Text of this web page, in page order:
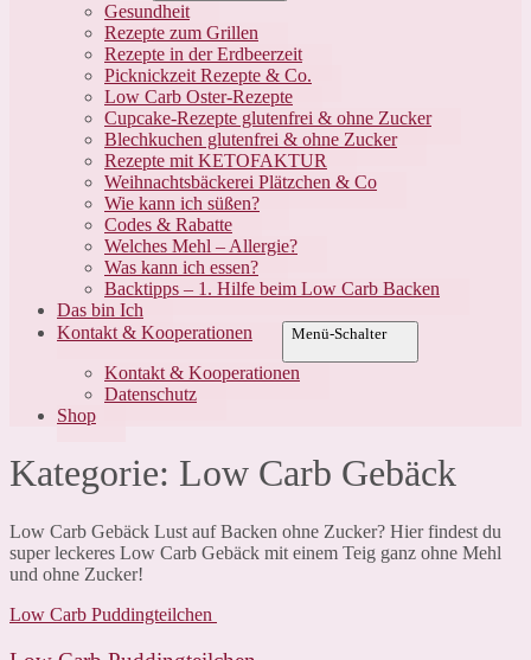
Gesundheit
Rezepte zum Grillen
Rezepte in der Erdbeerzeit
Picknickzeit Rezepte & Co.
Low Carb Oster-Rezepte
Cupcake-Rezepte glutenfrei & ohne Zucker
Blechkuchen glutenfrei & ohne Zucker
Rezepte mit KETOFAKTUR
Weihnachtsbäckerei Plätzchen & Co
Wie kann ich süßen?
Codes & Rabatte
Welches Mehl – Allergie?
Was kann ich essen?
Backtipps – 1. Hilfe beim Low Carb Backen
Das bin Ich
Kontakt & Kooperationen
Menü-Schalter
Kontakt & Kooperationen
Datenschutz
Shop
Kategorie: Low Carb Gebäck
Low Carb Gebäck Lust auf Backen ohne Zucker? Hier findest du
super leckeres Low Carb Gebäck mit einem Teig ganz ohne Mehl
und ohne Zucker!
Low Carb Puddingteilchen